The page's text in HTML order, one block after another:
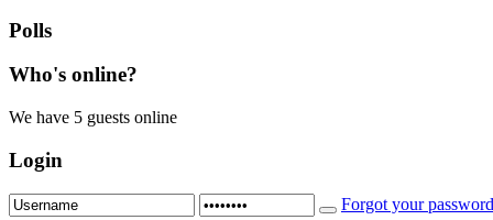
Polls
Who's online?
We have 5 guests online
Login
Forgot your